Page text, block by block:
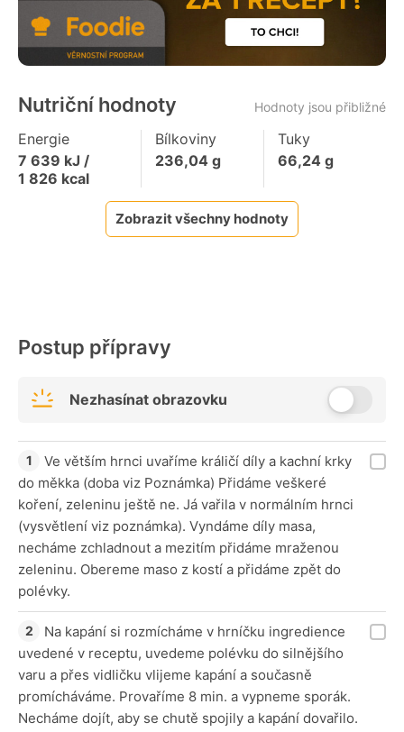
Nutriční hodnoty Hodnoty jsou přibližné
Energie
7 639 kJ /
1 826 kcal
Bílkoviny
236,04 g
Tuky
66,24 g
Zobrazit všechny hodnoty
Postup přípravy
Nezhasínat obrazovku
Ve větším hrnci uvaříme králičí díly a kachní krky
do měkka (doba viz Poznámka) Přidáme veškeré
koření, zeleninu ještě ne. Já vařila v normálním hrnci
(vysvětlení viz poznámka). Vyndáme díly masa,
necháme zchladnout a mezitím přidáme mraženou
zeleninu. Obereme maso z kostí a přidáme zpět do
polévky.
Na kapání si rozmícháme v hrníčku ingredience
uvedené v receptu, uvedeme polévku do silnějšího
varu a přes vidličku vlijeme kapání a současně
promícháváme. Provaříme 8 min. a vypneme sporák.
Necháme dojít, aby se chutě spojily a kapání dovařilo.